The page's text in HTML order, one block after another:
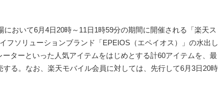
において6月4日20時～11日1時59分の期間に開催される「楽天ス
フソリューションブランド「EPEIOS（エペイオス）」の水出し
ターといった人気アイテムをはじめとする計60アイテムを、最
する。なお、楽天モバイル会員に対しては、先行して6月3日20時